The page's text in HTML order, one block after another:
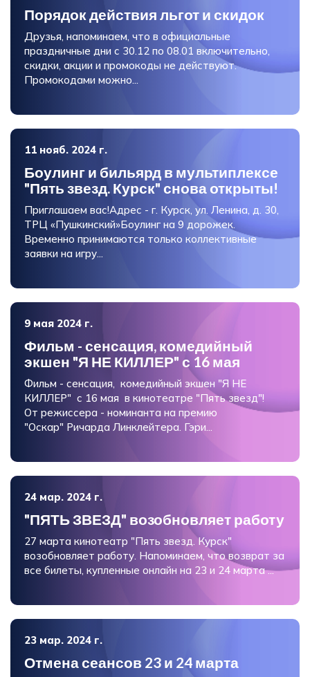
Порядок действия льгот и скидок
Друзья, напоминаем, что в официальные
праздничные дни с 30.12 по 08.01 включительно,
скидки, акции и промокоды не действуют.
Промокодами можно...
11 нояб. 2024 г.
Боулинг и бильярд в мультиплексе
"Пять звезд. Курск" снова открыты!
Приглашаем вас!Адрес - г. Курск, ул. Ленина, д. 30,
ТРЦ «Пушкинский»Боулинг на 9 дорожек.
Временно принимаются только коллективные
заявки на игру...
9 мая 2024 г.
Фильм - сенсация, комедийный
экшен "Я НЕ КИЛЛЕР" с 16 мая
Фильм - сенсация, комедийный экшен "Я НЕ
КИЛЛЕР" с 16 мая в кинотеатре "Пять звезд"!
От режиссера - номинанта на премию
"Оскар" Ричарда Линклейтера. Гэри...
24 мар. 2024 г.
"ПЯТЬ ЗВЕЗД" возобновляет работу
27 марта кинотеатр "Пять звезд. Курск"
возобновляет работу. Напоминаем, что возврат за
все билеты, купленные онлайн на 23 и 24 марта ...
23 мар. 2024 г.
Отмена сеансов 23 и 24 марта